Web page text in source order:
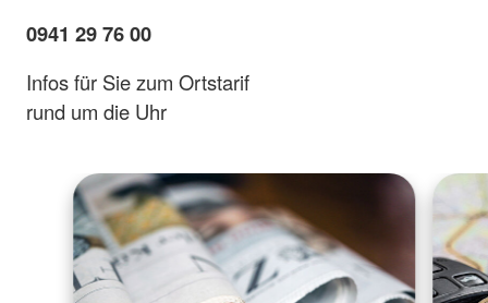
0941 29 76 00
Infos für Sie zum Ortstarif
rund um die Uhr